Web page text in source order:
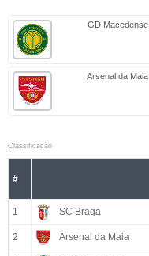
GD Macedense
Arsenal da Maia
Classificacão
#
1 SC Braga
2 Arsenal da Maia